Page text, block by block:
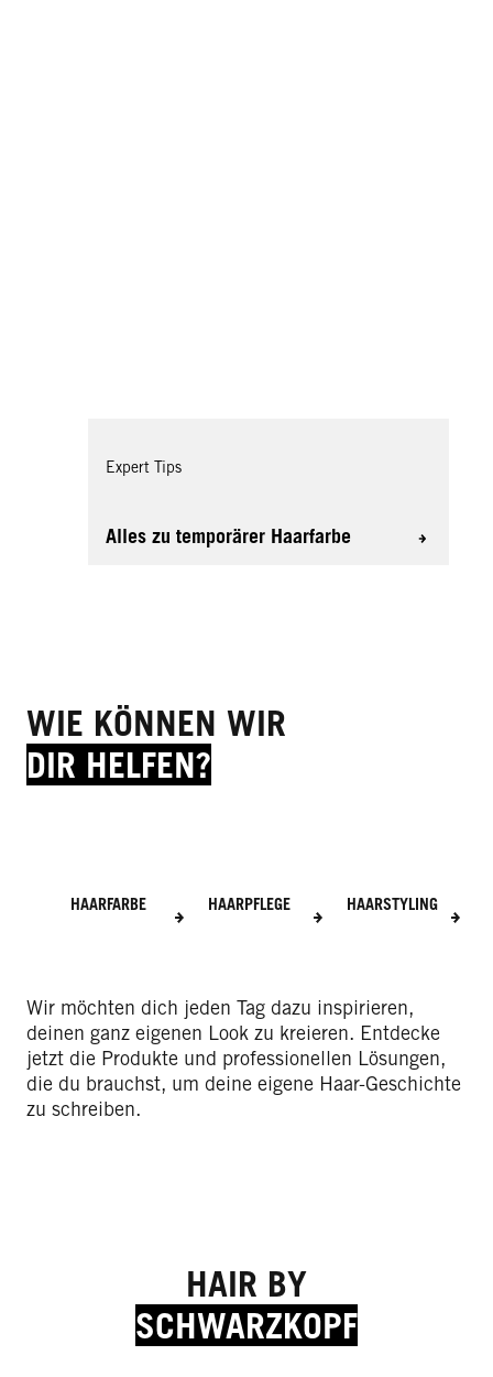
Expert Tips
Alles zu temporärer Haarfarbe
WIE KÖNNEN WIR
DIR HELFEN?
HAARFARBE HAARPFLEGE HAARSTYLING
Wir möchten dich jeden Tag dazu inspirieren,
deinen ganz eigenen Look zu kreieren. Entdecke
jetzt die Produkte und professionellen Lösungen,
die du brauchst, um deine eigene Haar-Geschichte
zu schreiben.
HAIR BY
SCHWARZKOPF